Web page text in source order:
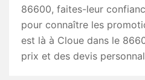
86600, faites-leur
pour connaître les
est là à Cloue dans le
prix et des devis